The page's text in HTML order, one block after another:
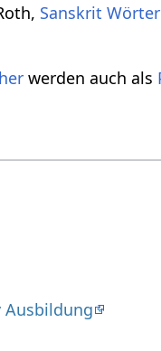
Sanskrit
werden auch als
Ausbildung